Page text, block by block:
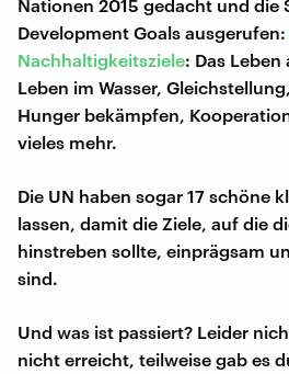
Nationen 2015 gedacht und die
Development Goals ausgerufen:
Nachhaltigkeitsziele: Das
Leben im Wasser,
Hunger bekämpfen,
vieles mehr.
Die UN haben sogar 17 schöne
lassen, damit die Ziele, auf die
hinstreben sollte, einprägsam
sind.
Und was ist passiert? Leider
nicht erreicht, teilweise gab es